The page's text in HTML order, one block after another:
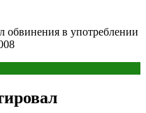
обвинения в употреблении